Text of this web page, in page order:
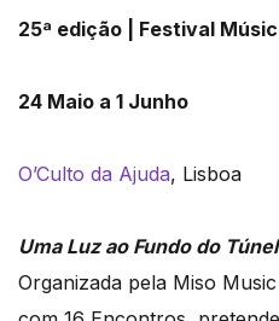
25ª edição | Festival
24 Maio a 1 Junho
O’Culto da Ajuda, Lisboa
Uma Luz ao Fundo do Túnel
Organizada pela Miso